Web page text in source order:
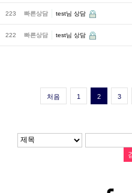
223 빠른상담 test님 상담
222 빠른상담 test님 상담
처음 1 2 3